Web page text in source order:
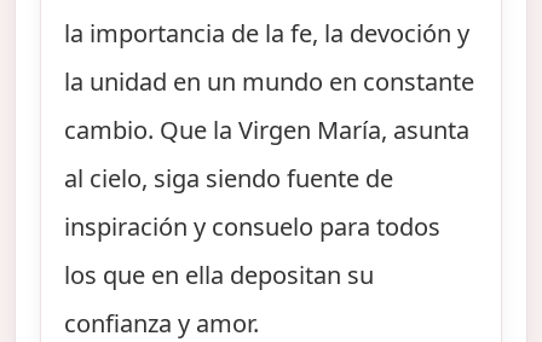
la importancia de la fe, la devoción y
la unidad en un mundo en constante
cambio. Que la Virgen María, asunta
al cielo, siga siendo fuente de
inspiración y consuelo para todos
los que en ella depositan su
confianza y amor.